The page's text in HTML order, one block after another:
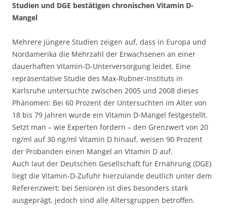
Studien und DGE bestätigen chronischen Vitamin D-
Mangel
Mehrere jüngere Studien zeigen auf, dass in Europa und
Nordamerika die Mehrzahl der Erwachsenen an einer
dauerhaften Vitamin-D-Unterversorgung leidet. Eine
repräsentative Studie des Max-Rubner-Instituts in
Karlsruhe untersuchte zwischen 2005 und 2008 dieses
Phänomen: Bei 60 Prozent der Untersuchten im Alter von
18 bis 79 Jahren wurde ein Vitamin D-Mangel festgestellt.
Setzt man – wie Experten fordern – den Grenzwert von 20
ng/ml auf 30 ng/ml Vitamin D hinauf, weisen 90 Prozent
der Probanden einen Mangel an Vitamin D auf.
Auch laut der Deutschen Gesellschaft für Ernährung (DGE)
liegt die Vitamin-D-Zufuhr hierzulande deutlich unter dem
Referenzwert; bei Senioren ist dies besonders stark
ausgeprägt, jedoch sind alle Altersgruppen betroffen.